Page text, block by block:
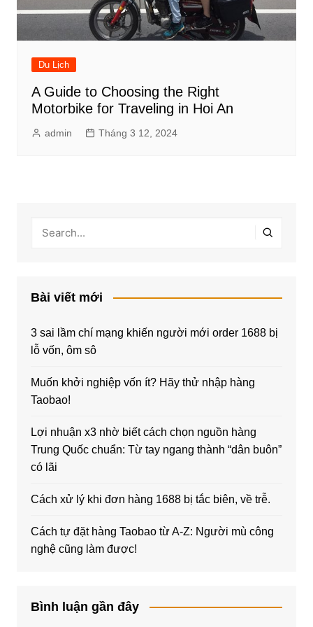
Du Lịch
A Guide to Choosing the Right
Motorbike for Traveling in Hoi An
admin Tháng 3 12, 2024
Bài viết mới
3 sai lầm chí mạng khiến người mới order 1688 bị
lỗ vốn, ôm sô
Muốn khởi nghiệp vốn ít? Hãy thử nhập hàng
Taobao!
Lợi nhuận x3 nhờ biết cách chọn nguồn hàng
Trung Quốc chuẩn: Từ tay ngang thành “dân buôn”
có lãi
Cách xử lý khi đơn hàng 1688 bị tắc biên, về trễ.
Cách tự đặt hàng Taobao từ A-Z: Người mù công
nghệ cũng làm được!
Bình luận gần đây